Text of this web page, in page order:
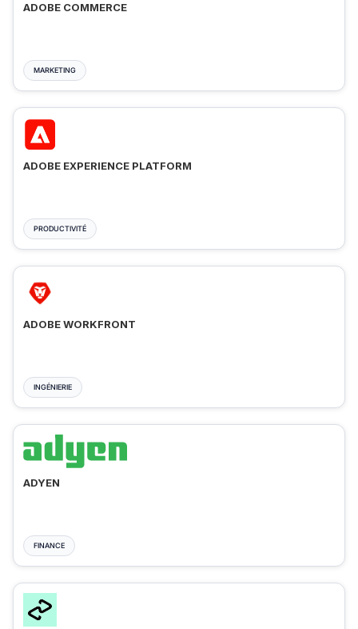
ADOBE COMMERCE
MARKETING
ADOBE EXPERIENCE PLATFORM
PRODUCTIVITÉ
ADOBE WORKFRONT
INGÉNIERIE
ADYEN
FINANCE